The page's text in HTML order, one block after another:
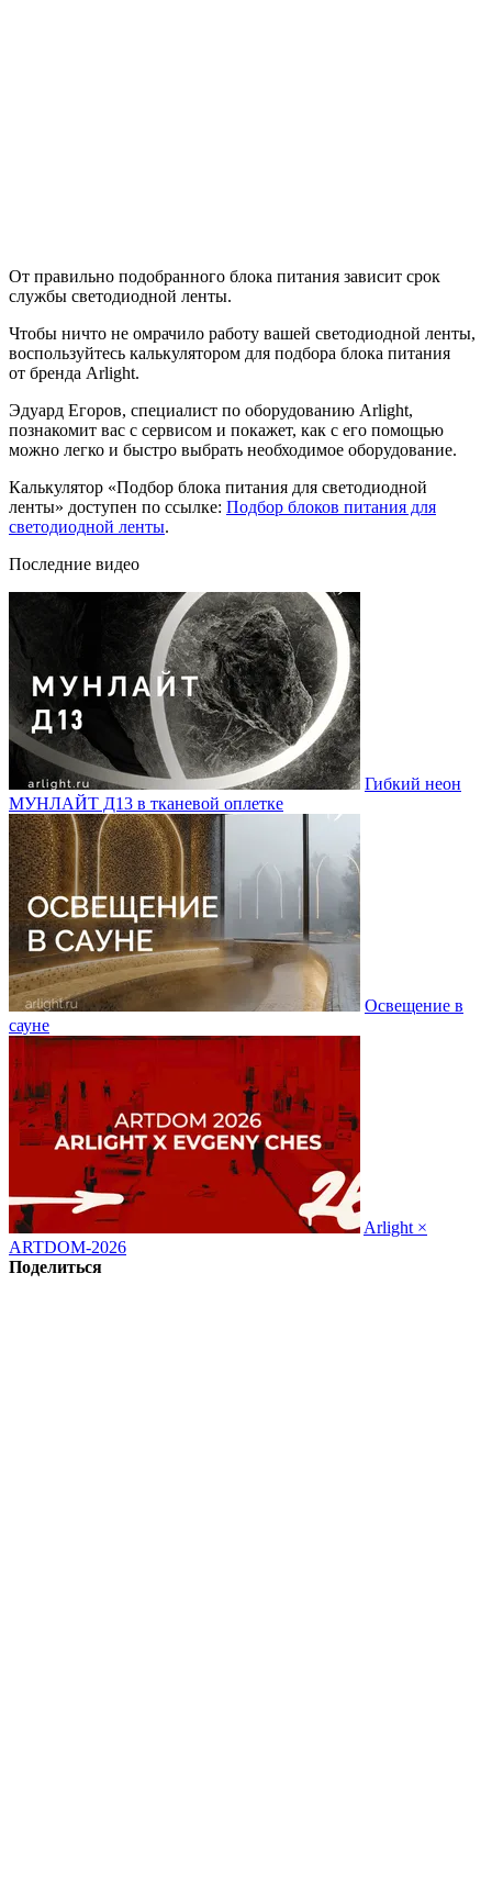
От правильно подобранного блока питания зависит срок
службы светодиодной ленты.
Чтобы ничто не омрачило работу вашей светодиодной ленты,
воспользуйтесь калькулятором для подбора блока питания
от бренда Arlight.
Эдуард Егоров, специалист по оборудованию Arlight,
познакомит вас с сервисом и покажет, как с его помощью
можно легко и быстро выбрать необходимое оборудование.
Калькулятор «Подбор блока питания для светодиодной
ленты» доступен по ссылке: Подбор блоков питания для
светодиодной ленты.
Последние видео
Гибкий неон
МУНЛАЙТ Д13 в тканевой оплетке
Освещение в
сауне
Arlight ×
ARTDOM-2026
Поделиться